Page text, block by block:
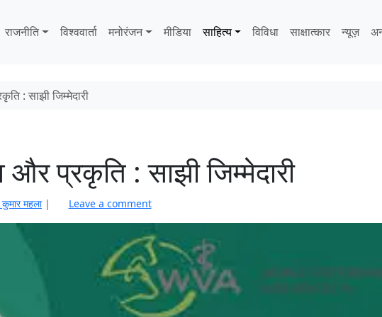
राजनीति
विश्ववार्ता मनोरंजन मीडिया साहित्‍य विविधा साक्षात्‍कार न्यूज़
: साझी जिम्मेदारी
प्रकृति : साझी जिम्मेदारी
महला | Leave a comment